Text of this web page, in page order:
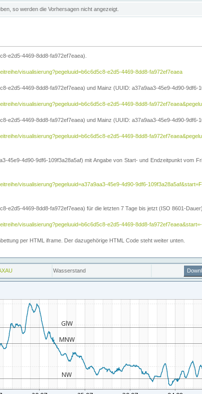
so werden die Vorhersagen nicht angezeigt.
e2d5-4469-8dd8-fa972ef7eaea).
visualisierung?pegeluuid=b6c6d5c8-e2d5-4469-8dd8-fa972ef7eaea
e2d5-4469-8dd8-fa972ef7eaea) und Mainz (UUID: a37a9aa3-45e9-4d90-9df6-
visualisierung?pegeluuid=b6c6d5c8-e2d5-4469-8dd8-
e2d5-4469-8dd8-fa972ef7eaea) und Mainz (UUID: a37a9aa3-45e9-4d90-9df6-
visualisierung?pegeluuid=b6c6d5c8-e2d5-4469-8dd8-
45e9-4d90-9df6-109f3a28a5af) mit Angabe von Start- und Endzeitpunkt vom
visualisierung?pegeluuid=a37a9aa3-45e9-4d90-9df6-
e2d5-4469-8dd8-fa972ef7eaea) für die letzten 7 Tage bis jetzt (ISO 8601-Dauer).
visualisierung?pegeluuid=b6c6d5c8-e2d5-4469-8dd8-
per HTML iframe. Der dazugehörige HTML Code steht weiter unten.